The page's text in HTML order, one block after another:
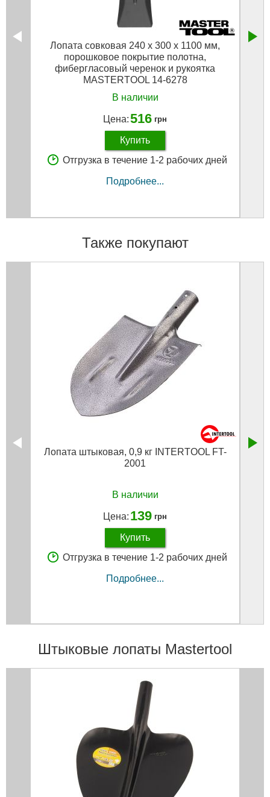
Лопата совковая 240 x 300 x 1100 мм,
порошковое покрытие полотна,
фибергласовый черенок и рукоятка
MASTERTOOL 14-6278
В наличии
Цена:516 грн
Купить
Отгрузка в течение 1-2 рабочих дней
Подробнее...
Также покупают
Лопата штыковая, 0,9 кг INTERTOOL FT-
2001
В наличии
Цена: 139 грн
Купить
Отгрузка в течение 1-2 рабочих дней
Подробнее...
Штыковые лопаты Mastertool